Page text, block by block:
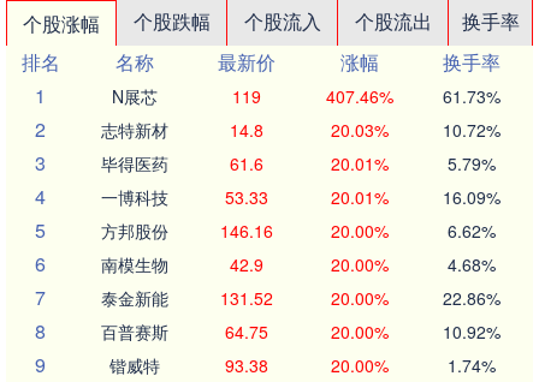
个股涨幅 个股跌幅 个股流入 个股流出
换手率
排名
名称 最新价 涨幅
换手率
1
N展芯 119 407.46% 61.73%
2 志特新材 14.8 20.03% 10.72%
3 毕得医药 61.6 20.01% 5.79%
4 一博科技 53.33 20.01% 16.09%
5 方邦股份 146.16 20.00% 6.62%
6 南模生物 42.9 20.00% 4.68%
7 泰金新能 131.52 20.00% 22.86%
8 百普赛斯 64.75 20.00% 10.92%
9 锴威特 93.38 20.00% 1.74%